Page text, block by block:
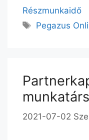
Részmunkaidő
Pegazus
munkatárs
2021-07-02